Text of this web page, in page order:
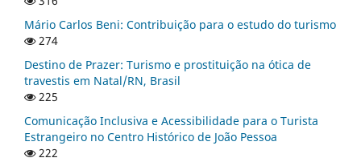
Mário Carlos Beni: Contribuição para o estudo do turismo
274
Destino de Prazer: Turismo e prostituição na ótica de
travestis em Natal/RN, Brasil
225
Comunicação Inclusiva e Acessibilidade para o Turista
Estrangeiro no Centro Histórico de João Pessoa
222